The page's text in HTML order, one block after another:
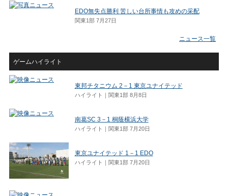
EDO無失点勝利 苦しい台所事情も攻めの采配
関東1部 7月27日
ニュース一覧
ゲームハイライト
東邦チタニウム 2－1 東京ユナイテッド
ハイライト｜関東1部 8月8日
南葛SC 3－1 桐蔭横浜大学
ハイライト｜関東1部 7月20日
東京ユナイテッド 1－1 EDO
ハイライト｜関東1部 7月20日